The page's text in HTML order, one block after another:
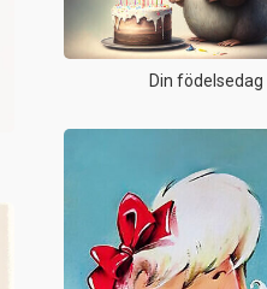
Din födelsedag